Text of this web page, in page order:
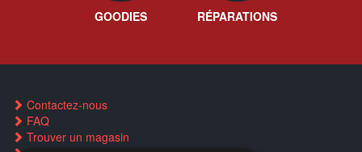
GOODIES RÉPARATIONS
Contactez-nous
FAQ
Trouver un magasin